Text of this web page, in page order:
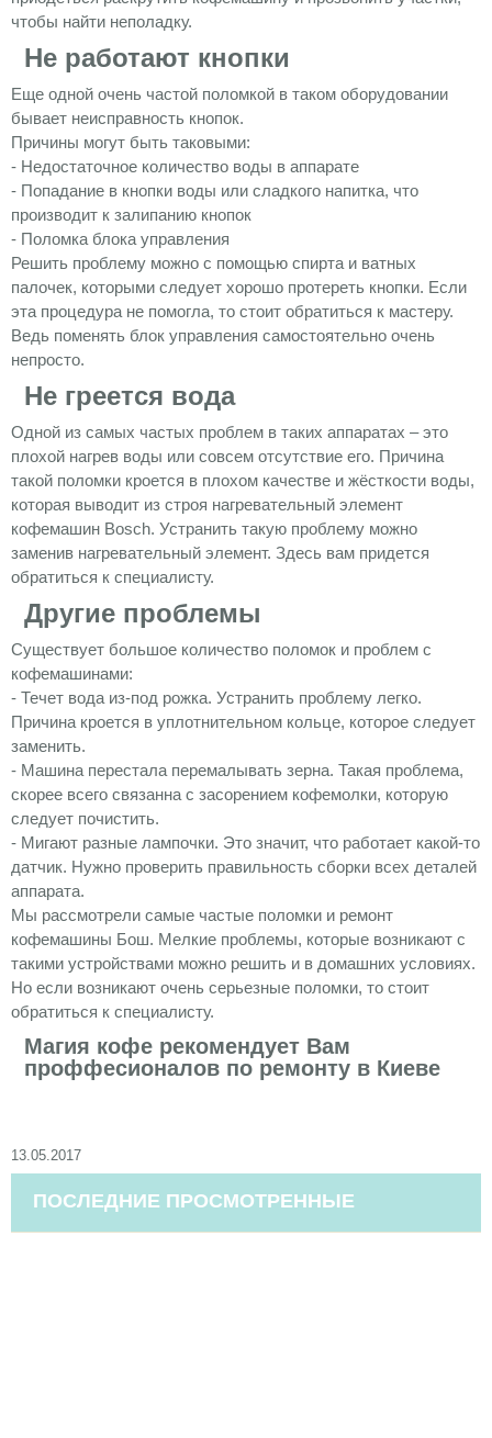
чтобы найти неполадку.
Не работают кнопки
Еще одной очень частой поломкой в таком оборудовании
бывает неисправность кнопок.
Причины могут быть таковыми:
- Недостаточное количество воды в аппарате
- Попадание в кнопки воды или сладкого напитка, что
производит к залипанию кнопок
- Поломка блока управления
Решить проблему можно с помощью спирта и ватных
палочек, которыми следует хорошо протереть кнопки. Если
эта процедура не помогла, то стоит обратиться к мастеру.
Ведь поменять блок управления самостоятельно очень
непросто.
Не греется вода
Одной из самых частых проблем в таких аппаратах – это
плохой нагрев воды или совсем отсутствие его. Причина
такой поломки кроется в плохом качестве и жёсткости воды,
которая выводит из строя нагревательный элемент
кофемашин Bosch. Устранить такую проблему можно
заменив нагревательный элемент. Здесь вам придется
обратиться к специалисту.
Другие проблемы
Существует большое количество поломок и проблем с
кофемашинами:
- Течет вода из-под рожка. Устранить проблему легко.
Причина кроется в уплотнительном кольце, которое следует
заменить.
- Машина перестала перемалывать зерна. Такая проблема,
скорее всего связанна с засорением кофемолки, которую
следует почистить.
- Мигают разные лампочки. Это значит, что работает какой-то
датчик. Нужно проверить правильность сборки всех деталей
аппарата.
Мы рассмотрели самые частые поломки и ремонт
кофемашины Бош. Мелкие проблемы, которые возникают с
такими устройствами можно решить и в домашних условиях.
Но если возникают очень серьезные поломки, то стоит
обратиться к специалисту.
Магия кофе рекомендует Вам
проффесионалов по ремонту в Киеве
13.05.2017
ПОСЛЕДНИЕ ПРОСМОТРЕННЫЕ